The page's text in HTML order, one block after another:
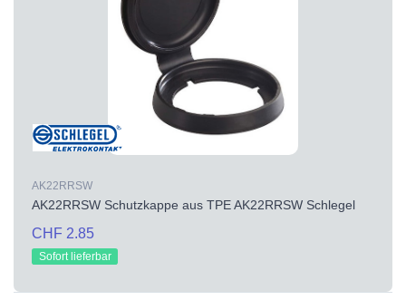
AK22RRSW
AK22RRSW Schutzkappe aus TPE AK22RRSW Schlegel
CHF 2.85
Sofort lieferbar